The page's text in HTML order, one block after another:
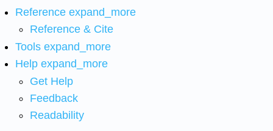
Reference expand_more
Reference & Cite
Tools expand_more
Help expand_more
Get Help
Feedback
Readability